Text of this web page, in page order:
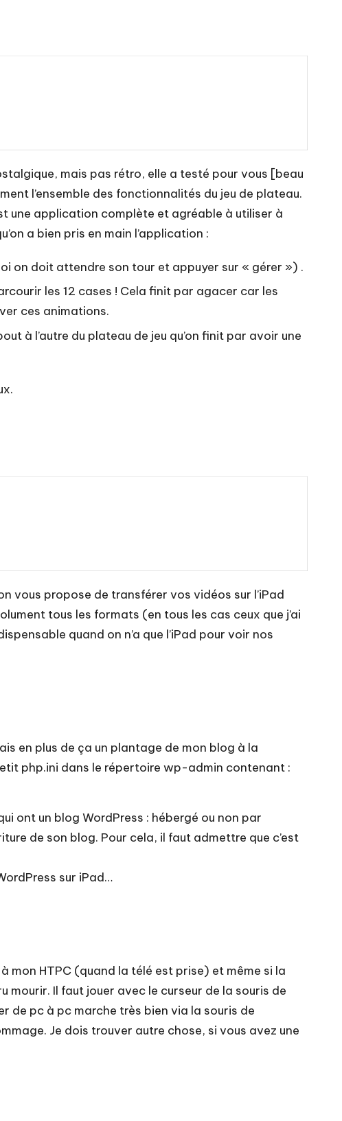
mais pas rétro, elle a testé pour vous [beau
l’ensemble des fonctionnalités du jeu de plateau.
une application complète et agréable à utiliser à
a bien pris en main l’application :
on doit attendre son tour et appuyer sur « gérer ») .
les 12 cases ! Cela finit par agacer car les
ces animations.
à l’autre du plateau de jeu qu’on finit par avoir une
vous propose de transférer vos vidéos sur l’iPad
tous les formats (en tous les cas ceux que j’ai
quand on n’a que l’iPad pour voir nos
en plus de ça un plantage de mon blog à la
php.ini dans le répertoire wp-admin contenant :
ont un blog WordPress : hébergé ou non par
de son blog. Pour cela, il faut admettre que c’est
sur iPad…
mon HTPC (quand la télé est prise) et même si la
Il faut jouer avec le curseur de la souris de
de pc à pc marche très bien via la souris de
Je dois trouver autre chose, si vous avez une